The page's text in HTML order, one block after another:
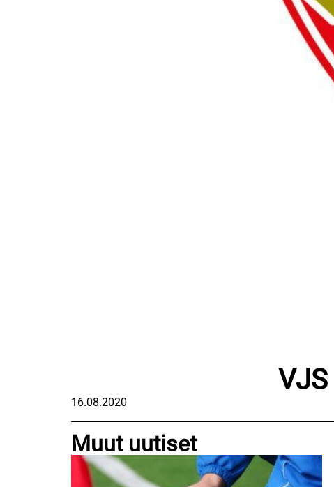
16.08.2020
Muut uutiset